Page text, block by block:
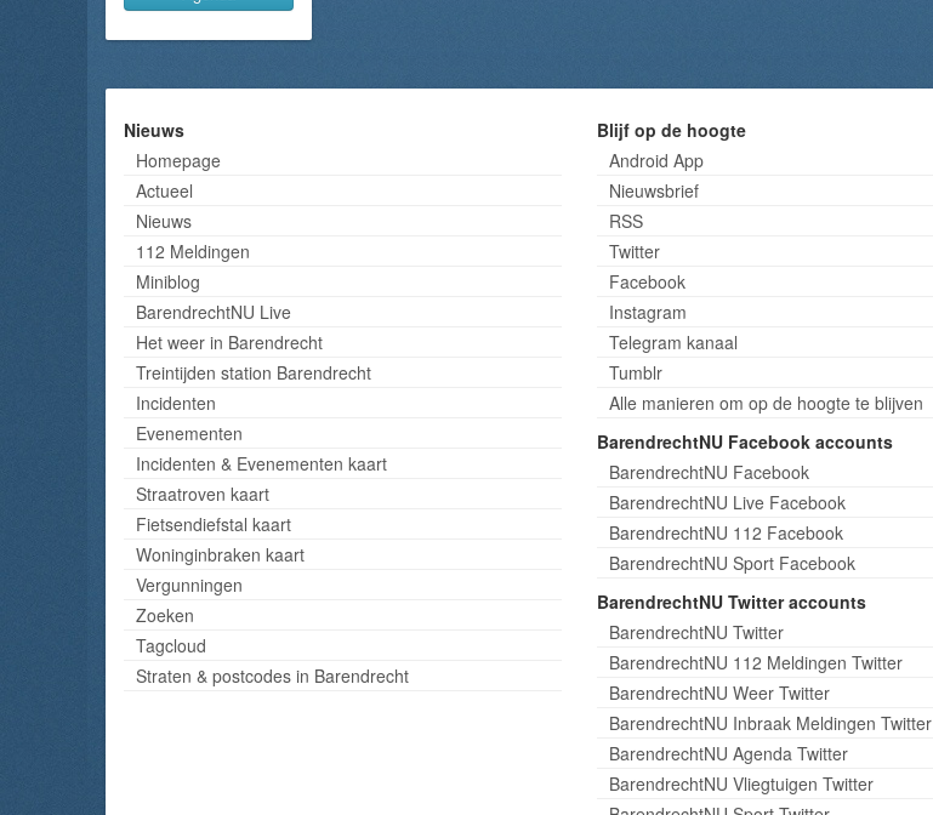
Nieuws
Homepage
Actueel
Nieuws
112 Meldingen
Miniblog
BarendrechtNU Live
Het weer in Barendrecht
Treintijden station Barendrecht
Incidenten
Evenementen
Incidenten & Evenementen kaart
Straatroven kaart
Fietsendiefstal kaart
Woninginbraken kaart
Vergunningen
Zoeken
Tagcloud
Straten & postcodes in Barendrecht
Blijf op de hoogte
Android App
Nieuwsbrief
RSS
Twitter
Facebook
Instagram
Telegram kanaal
Tumblr
Alle manieren om op de hoogte te blijven
BarendrechtNU Facebook accounts
BarendrechtNU Facebook
BarendrechtNU Live Facebook
BarendrechtNU 112 Facebook
BarendrechtNU Sport Facebook
BarendrechtNU Twitter accounts
BarendrechtNU Twitter
BarendrechtNU 112 Meldingen Twitter
BarendrechtNU Weer Twitter
BarendrechtNU Inbraak Meldingen Twitter
BarendrechtNU Agenda Twitter
BarendrechtNU Vliegtuigen Twitter